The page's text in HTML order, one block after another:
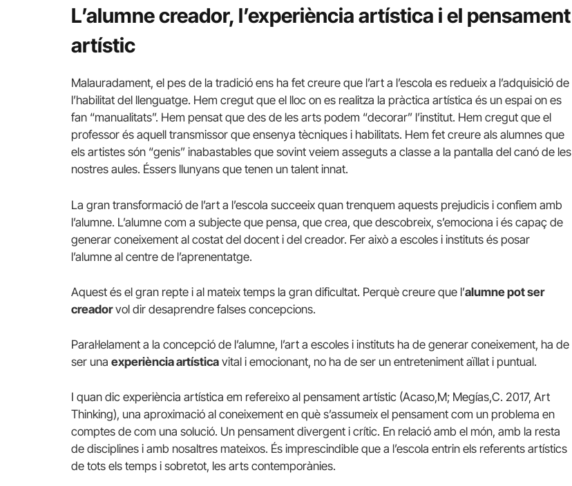
L’alumne creador, l’experiència artística i el pensament
artístic
Malauradament, el pes de la tradició ens ha fet creure que l’art a l’escola es redueix a l’adquisició de
l’habilitat del llenguatge. Hem cregut que el lloc on es realitza la pràctica artística és un espai on es
fan “manualitats”. Hem pensat que des de les arts podem “decorar” l’institut. Hem cregut que el
professor és aquell transmissor que ensenya tècniques i habilitats. Hem fet creure als alumnes que
els artistes són “genis” inabastables que sovint veiem asseguts a classe a la pantalla del canó de les
nostres aules. Éssers llunyans que tenen un talent innat.
La gran transformació de l’art a l’escola succeeix quan trenquem aquests prejudicis i confiem amb
l’alumne. L’alumne com a subjecte que pensa, que crea, que descobreix, s’emociona i és capaç de
generar coneixement al costat del docent i del creador. Fer això a escoles i instituts és posar
l’alumne al centre de l’aprenentatge.
Aquest és el gran repte i al mateix temps la gran dificultat. Perquè creure que l’alumne pot ser
creadorvol dir desaprendre falses concepcions.
Paral·lelament a la concepció de l’alumne, l’art a escoles i instituts ha de generar coneixement, ha de
ser una experiència artística vital i emocionant, no ha de ser un entreteniment aïllat i puntual.
I quan dic experiència artística em refereixo al pensament artístic (Acaso,M; Megías,C. 2017, Art
Thinking), una aproximació al coneixement en què s’assumeix el pensament com un problema en
comptes de com una solució. Un pensament divergent i crític. En relació amb el món, amb la resta
de disciplines i amb nosaltres mateixos. És imprescindible que a l’escola entrin els referents artístics
de tots els temps i sobretot, les arts contemporànies.